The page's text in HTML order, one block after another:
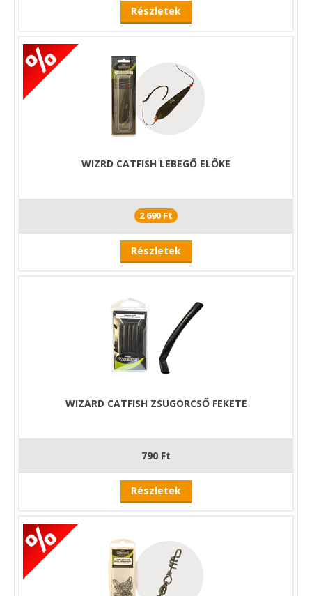
Részletek
WIZRD CATFISH LEBEGŐ ELŐKE
2 690 Ft
Részletek
WIZARD CATFISH ZSUGORCSŐ FEKETE
790 Ft
Részletek